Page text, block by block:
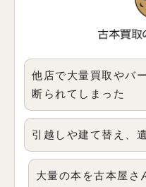
他店で大量買取やバ
断られてしまった
引越しや建て替え、
大量の本を古本屋さ